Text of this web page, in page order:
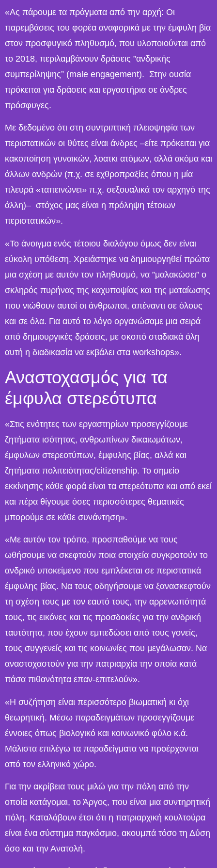
«Ας πάρουμε τα πράγματα από την αρχή: Οι
παρεμβάσεις του φορέα αναφορικά με την έμφυλη βία
στον προσφυγικό πληθυσμό, που υλοποιούνται από
το 2018, περιλαμβάνουν δράσεις ”ανδρικής
συμπερίληψης” (male engagement). Στην ουσία
πρόκειται για δράσεις και εργαστήρια σε άνδρες
πρόσφυγες.
Με δεδομένο ότι στη συντριπτική πλειοψηφία των
περιστατικών οι θύτες είναι άνδρες –είτε πρόκειται για
κακοποίηση γυναικών, λοατκι ατόμων, αλλά ακόμα και
άλλων ανδρών (π.χ. σε εχθροπραξίες όπου η μία
πλευρά «ταπεινώνει» π.χ. σεξουαλικά τον αρχηγό της
άλλη)– στόχος μας είναι η πρόληψη τέτοιων
περιστατικών».
«Το άνοιγμα ενός τέτοιου διαλόγου όμως δεν είναι
εύκολη υπόθεση. Χρειάστηκε να δημιουργηθεί πρώτα
μια σχέση με αυτόν τον πληθυσμό, να ”μαλακώσει” ο
σκληρός πυρήνας της καχυποψίας και της ματαίωσης
που νιώθουν αυτοί οι άνθρωποι, απέναντι σε όλους
και σε όλα. Για αυτό το λόγο οργανώσαμε μια σειρά
από δημιουργικές δράσεις, με σκοπό σταδιακά όλη
αυτή η διαδικασία να εκβάλει στα workshops».
Αναστοχασμός για τα
έμφυλα στερεότυπα
«Στις ενότητες των εργαστηρίων προσεγγίζουμε
ζητήματα ισότητας, ανθρωπίνων δικαιωμάτων,
έμφυλων στερεοτύπων, έμφυλης βίας, αλλά και
ζητήματα πολιτειότητας/citizenship. Το σημείο
εκκίνησης κάθε φορά είναι τα στερεότυπα και από εκεί
και πέρα θίγουμε όσες περισσότερες θεματικές
μπορούμε σε κάθε συνάντηση».
«Με αυτόν τον τρόπο, προσπαθούμε να τους
ωθήσουμε να σκεφτούν ποια στοιχεία συγκροτούν το
ανδρικό υποκείμενο που εμπλέκεται σε περιστατικά
έμφυλης βίας. Να τους οδηγήσουμε να ξανασκεφτούν
τη σχέση τους με τον εαυτό τους, την αρρενωπότητά
τους, τις εικόνες και τις προσδοκίες για την ανδρική
ταυτότητα, που έχουν εμπεδώσει από τους γονείς,
τους συγγενείς και τις κοινωνίες που μεγάλωσαν. Να
αναστοχαστούν για την πατριαρχία την οποία κατά
πάσα πιθανότητα επαν-επιτελούν».
«Η συζήτηση είναι περισσότερο βιωματική κι όχι
θεωρητική. Μέσω παραδειγμάτων προσεγγίζουμε
έννοιες όπως βιολογικό και κοινωνικό φύλο κ.ά.
Μάλιστα επιλέγω τα παραδείγματα να προέρχονται
από τον ελληνικό χώρο.
Για την ακρίβεια τους μιλώ για την πόλη από την
οποία κατάγομαι, το Άργος, που είναι μια συντηρητική
πόλη. Καταλάβουν έτσι ότι η πατριαρχική κουλτούρα
είναι ένα σύστημα παγκόσμιο, ακουμπά τόσο τη Δύση
όσο και την Ανατολή.